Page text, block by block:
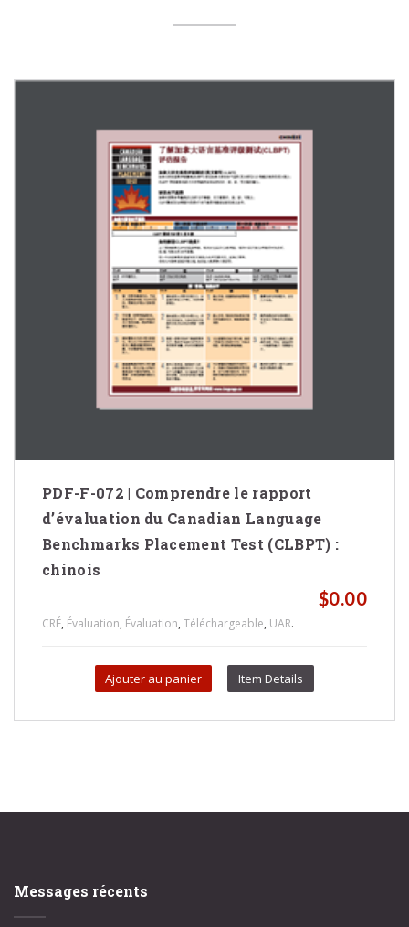
PDF-F-072 | Comprendre le rapport
d’évaluation du Canadian Language
Benchmarks Placement Test (CLBPT) :
chinois
$0.00
CRÉ, Évaluation, Évaluation,Téléchargeable, UAR.
Ajouter au panier Item Details
Messages récents